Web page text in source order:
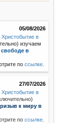
05/08/2026
Христобытие в
изучаем
в
поссылке
27/07/2026
Христобытие в
к миру в
поссылке